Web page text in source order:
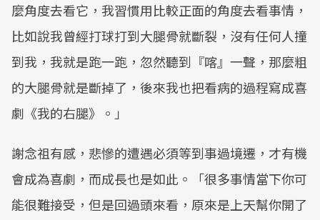
麼角度去看它，我習慣用比較正面的角度去看事情，
比如說我曾經打球打到大腿骨就斷裂，沒有任何人撞
到我，我就是跑一跑，忽然聽到『喀』一聲，那麼粗
的大腿骨就是斷掉了，後來我也把看病的過程寫成喜
劇《我的右腿》。」
謝念祖有感，悲慘的遭遇必須等到事過境遷，才有機
會成為喜劇，而成長也是如此。「很多事情當下你可
能很難接受，但是回過頭來看，原來是上天幫你開了